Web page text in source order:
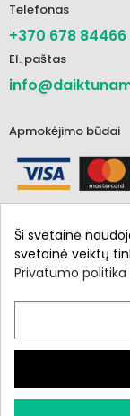
Telefonas
+370 678 84466
El. paštas
Apmokėjimo būdai
Informacija
Mano paskyra
Ši svetainė
svetainė veiktų
Privatumo politika